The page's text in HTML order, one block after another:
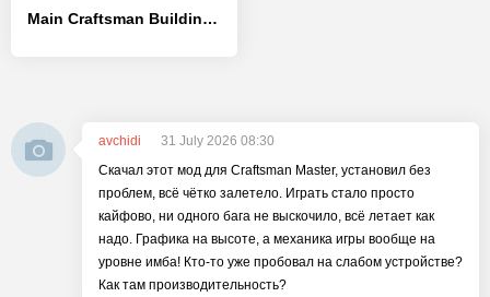
Main Craftsman Building Craft - [Взлом/МОД Unlocked]
avchidi
31 July 2026 08:30
Скачал этот мод для Craftsman Master, установил без
проблем, всё чётко залетело. Играть стало просто
кайфово, ни одного бага не выскочило, всё летает как
надо. Графика на высоте, а механика игры вообще на
уровне имба! Кто-то уже пробовал на слабом устройстве?
Как там производительность?